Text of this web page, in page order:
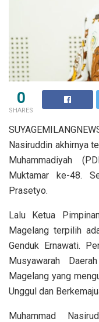
0
SHARES
Nasiruddin akhirnya
Muhammadiyah
Muktamar ke-48.
Prasetyo.
Lalu Ketua
Magelang terpilih
Genduk Ernawati.
Musyawarah
Magelang yang
Unggul dan
Muhammad